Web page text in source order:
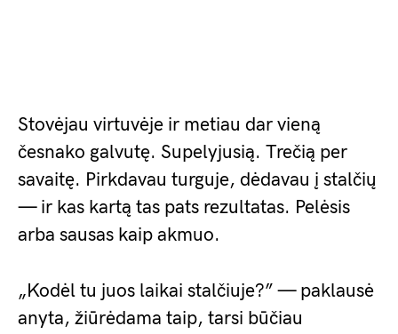
Stovėjau virtuvėje ir metiau dar vieną
česnako galvutę. Supelyjusią. Trečią per
savaitę. Pirkdavau turguje, dėdavau į stalčių
— ir kas kartą tas pats rezultatas. Pelėsis
arba sausas kaip akmuo.
„Kodėl tu juos laikai stalčiuje?” — paklausė
anyta, žiūrėdama taip, tarsi būčiau